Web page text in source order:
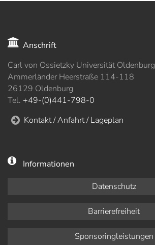
Anschrift
Carl von Ossietzky Universität Oldenburg
Ammerländer Heerstraße 114-118
26129 Oldenburg
Tel. +49-(0)441-798-0
Kontakt / Anfahrt / Lageplan
Informationen
Datenschutz
Barrierefreiheit
Sponsoringleistungen